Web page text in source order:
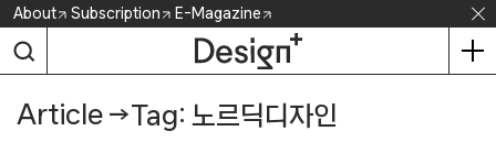
Skip
content
About Subscription E-Magazine
Article →Tag: 노르딕디자인